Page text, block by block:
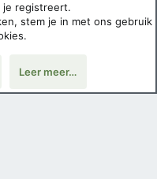
je registreert.
stem je in met ons gebruik
Leer meer…